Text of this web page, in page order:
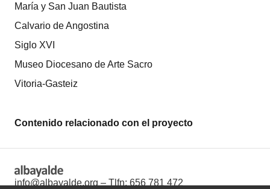
María y San Juan Bautista
Calvario de Angostina
Siglo XVI
Museo Diocesano de Arte Sacro
Vitoria-Gasteiz
Contenido relacionado con el proyecto
info@albayalde.org – Tlfn: 656 781 472